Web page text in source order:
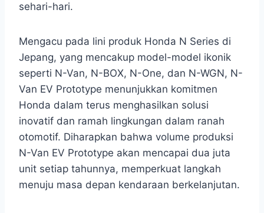
sehari-hari.
Mengacu pada lini produk Honda N Series di
Jepang, yang mencakup model-model ikonik
seperti N-Van, N-BOX, N-One, dan N-WGN, N-
Van EV Prototype menunjukkan komitmen
Honda dalam terus menghasilkan solusi
inovatif dan ramah lingkungan dalam ranah
otomotif. Diharapkan bahwa volume produksi
N-Van EV Prototype akan mencapai dua juta
unit setiap tahunnya, memperkuat langkah
menuju masa depan kendaraan berkelanjutan.